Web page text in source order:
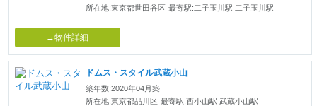
所在地:東京都世田谷区 最寄駅:二子玉川駅 二子玉川駅
→物件詳細
ドムス・スタイル武蔵小山
築年数:2020年04月築
所在地:東京都品川区 最寄駅:西小山駅 武蔵小山駅